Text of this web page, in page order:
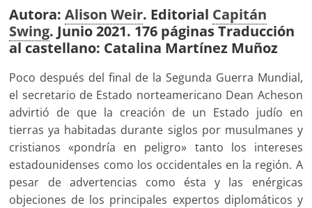
Autora:Alison Weir. Editorial Capitán
Swing. Junio 2021. 176 páginas Traducción
al castellano: Catalina Martínez Muñoz
Poco después del final de la Segunda Guerra Mundial,
el secretario de Estado norteamericano Dean Acheson
advirtió de que la creación de un Estado judío en
tierras ya habitadas durante siglos por musulmanes y
cristianos «pondría en peligro» tanto los intereses
estadounidenses como los occidentales en la región. A
pesar de advertencias como ésta y las enérgicas
objeciones de los principales expertos diplomáticos y